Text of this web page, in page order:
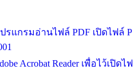
ปรแกรมอ่านไฟล์ PDF เปิดไฟล์ P
Acrobat Reader เพื่อไว้เปิดไฟ